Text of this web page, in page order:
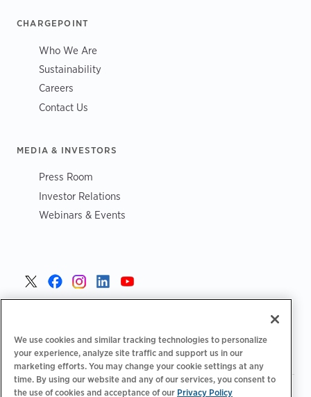
CHARGEPOINT
Who We Are
Sustainability
Careers
Contact Us
MEDIA & INVESTORS
Press Room
Investor Relations
Webinars & Events
Polityka prywatności | Opcje prywatności|Legalny
We use cookies and similar tracking technologies to personalize
your experience, analyze site traffic and support us in our
marketing efforts. You may change your cookie settings at any
time. By using our website and any of our services, you consent to
the use of cookies and acceptance of our Privacy Policy